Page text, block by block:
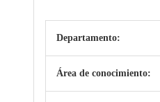
Departamento:
Área de conocimiento: